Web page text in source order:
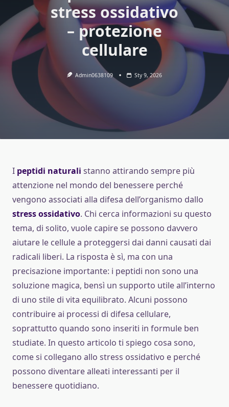
stress ossidativo
– protezione
cellulare
Admin0638109 Sty 9, 2026
I peptidi naturali stanno attirando sempre più
attenzione nel mondo del benessere perché
vengono associati alla difesa dell’organismo dallo
stress ossidativo. Chi cerca informazioni su questo
tema, di solito, vuole capire se possono davvero
aiutare le cellule a proteggersi dai danni causati dai
radicali liberi. La risposta è sì, ma con una
precisazione importante: i peptidi non sono una
soluzione magica, bensì un supporto utile all’interno
di uno stile di vita equilibrato. Alcuni possono
contribuire ai processi di difesa cellulare,
soprattutto quando sono inseriti in formule ben
studiate. In questo articolo ti spiego cosa sono,
come si collegano allo stress ossidativo e perché
possono diventare alleati interessanti per il
benessere quotidiano.